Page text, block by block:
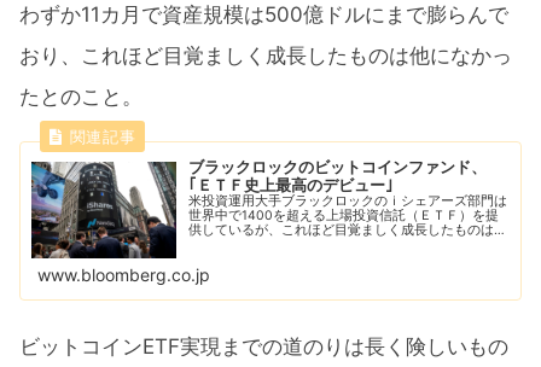
わずか11カ月で資産規模は500億ドルにまで膨らんで
おり、これほど目覚ましく成長したものは他になかっ
たとのこと。
ブラックロックのビットコインファンド、
｢ＥＴＦ史上最高のデビュー｣
米投資運用大手ブラックロックのｉシェアーズ部門は
世界中で1400を超える上場投資信託（ＥＴＦ）を提
供しているが、これほど目覚ましく成長したものはな
www.bloomberg.co.jp
ビットコインETF実現までの道のりは長く険しいもの